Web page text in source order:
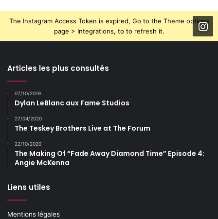
The Instagram Access Token is expired, Go to the Theme options
page > Integrations, to to refresh it.
Articles les plus consultés
07/10/2019
Dylan LeBlanc aux Fame Studios
27/04/2020
The Teskey Brothers Live at The Forum
22/10/2020
The Making Of “Fade Away Diamond Time” Episode 4:
Angie McKenna
Liens utiles
Mentions légales